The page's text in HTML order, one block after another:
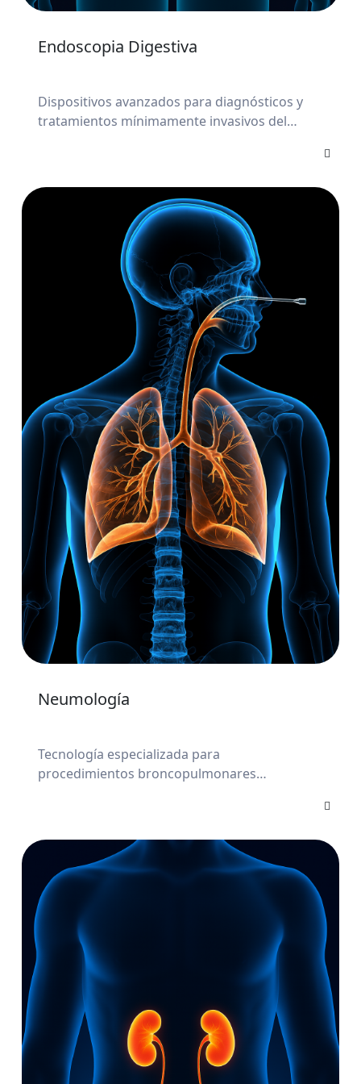
Endoscopia Digestiva
Dispositivos avanzados para diagnósticos y
tratamientos mínimamente invasivos del
Neumología
Tecnología especializada para
procedimientos broncopulmonares